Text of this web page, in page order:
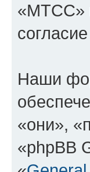
«МТСС»
Наши
«они»,
«phpBB